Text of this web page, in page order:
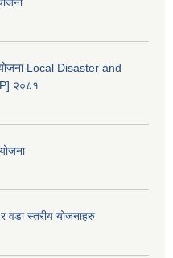
Local Disaster and
२०८१
वडा स्तरीय योजनाहरु